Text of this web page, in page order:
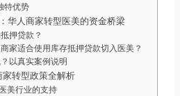
特优势
华人商家转型医美的资金桥梁
押贷款？
家适合使用库存抵押贷款切入医美？
以真实案例说明
转型政策全解析
美行业的支持